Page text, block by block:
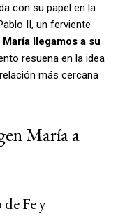
con su papel en la
II, un ferviente
llegamos a su
resuena en la idea
más cercana
María a
Fe y